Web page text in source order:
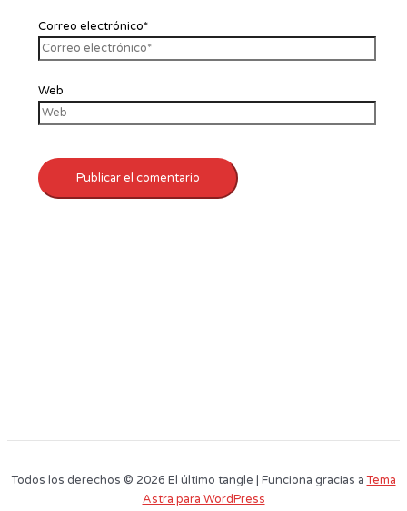
Correo electrónico*
Web
Todos los derechos © 2026 El último tangle | Funciona gracias aTema
Astra para WordPress